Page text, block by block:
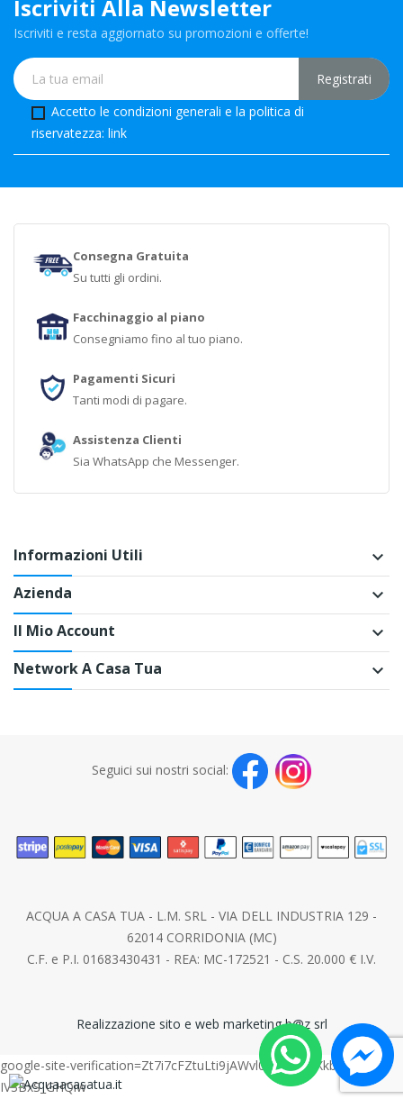
Iscriviti Alla Newsletter
Iscriviti e resta aggiornato su promozioni e offerte!
Accetto le condizioni generali e la politica di
riservatezza: link
Consegna Gratuita
Su tutti gli ordini.
Facchinaggio al piano
Consegniamo fino al tuo piano.
Pagamenti Sicuri
Tanti modi di pagare.
Assistenza Clienti
Sia WhatsApp che Messenger.
Informazioni Utili keyboard_arrow_down
Azienda keyboard_arrow_down
Il Mio Account keyboard_arrow_down
Network A Casa Tua keyboard_arrow_down
Seguici sui nostri social:
ACQUA A CASA TUA - L.M. SRL - VIA DELL INDUSTRIA 129 -
62014 CORRIDONIA (MC)
C.F. e P.I. 01683430431 - REA: MC-172521 - C.S. 20.000 € I.V.
Realizzazione sito e web marketing b@z srl
google-site-verification=Zt7i7cFZtuLti9jAWvl0wYQ3rfEXkb-
IV3BxS_GHQiw